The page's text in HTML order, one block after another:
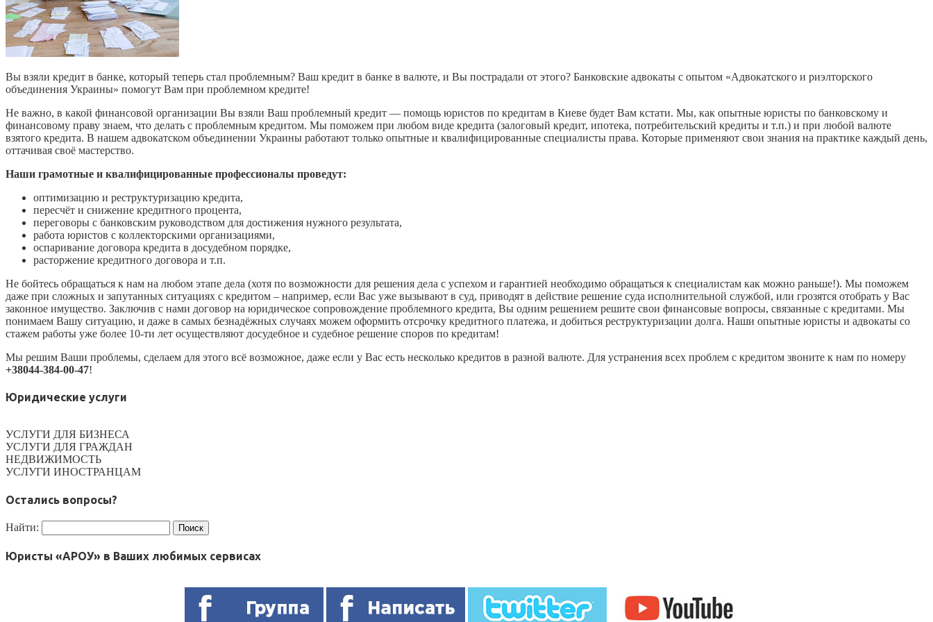
Вы взяли кредит в банке, который теперь стал проблемным? Ваш кредит в банке в валюте, и Вы пострадали от этого? Банковские адвокаты с опытом «Адвокатского и риэлторского
объединения Украины» помогут Вам при проблемном кредите!
Не важно, в какой финансовой организации Вы взяли Ваш проблемный кредит — помощь юристов по кредитам в Киеве будет Вам кстати. Мы, как опытные юристы по банковскому и
финансовому праву знаем, что делать с проблемным кредитом. Мы поможем при любом виде кредита (залоговый кредит, ипотека, потребительский кредиты и т.п.) и при любой валюте
взятого кредита. В нашем адвокатском объединении Украины работают только опытные и квалифицированные специалисты права. Которые применяют свои знания на практике каждый день,
оттачивая своё мастерство.
Наши грамотные и квалифицированные профессионалы проведут:
оптимизацию и реструктуризацию кредита,
пересчёт и снижение кредитного процента,
переговоры с банковским руководством для достижения нужного результата,
работа юристов с коллекторскими организациями,
оспаривание договора кредита в досудебном порядке,
расторжение кредитного договора и т.п.
Не бойтесь обращаться к нам на любом этапе дела (хотя по возможности для решения дела с успехом и гарантией необходимо обращаться к специалистам как можно раньше!). Мы поможем
даже при сложных и запутанных ситуациях с кредитом – например, если Вас уже вызывают в суд, приводят в действие решение суда исполнительной службой, или грозятся отобрать у Вас
законное имущество. Заключив с нами договор на юридическое сопровождение проблемного кредита, Вы одним решением решите свои финансовые вопросы, связанные с кредитами. Мы
понимаем Вашу ситуацию, и даже в самых безнадёжных случаях можем оформить отсрочку кредитного платежа, и добиться реструктуризации долга. Наши опытные юристы и адвокаты со
стажем работы уже более 10-ти лет осуществляют досудебное и судебное решение споров по кредитам!
Мы решим Ваши проблемы, сделаем для этого всё возможное, даже если у Вас есть несколько кредитов в разной валюте. Для устранения всех проблем с кредитом звоните к нам по номеру
+38044-384-00-47!
Юридические услуги
УСЛУГИ ДЛЯ БИЗНЕСА
УСЛУГИ ДЛЯ ГРАЖДАН
НЕДВИЖИМОСТЬ
УСЛУГИ ИНОСТРАНЦАМ
Остались вопросы?
Найти:
Юристы «АРОУ» в Ваших любимых сервисах